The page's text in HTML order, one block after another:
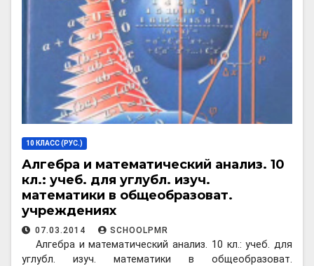
10 КЛАСС (РУС.)
Алгебра и математический анализ. 10
кл.: учеб. для углубл. изуч.
математики в общеобразоват.
учреждениях
07.03.2014 SCHOOLPMR
Алгебра и математический анализ. 10 кл.: учеб. для
углубл. изуч. математики в общеобразоват.